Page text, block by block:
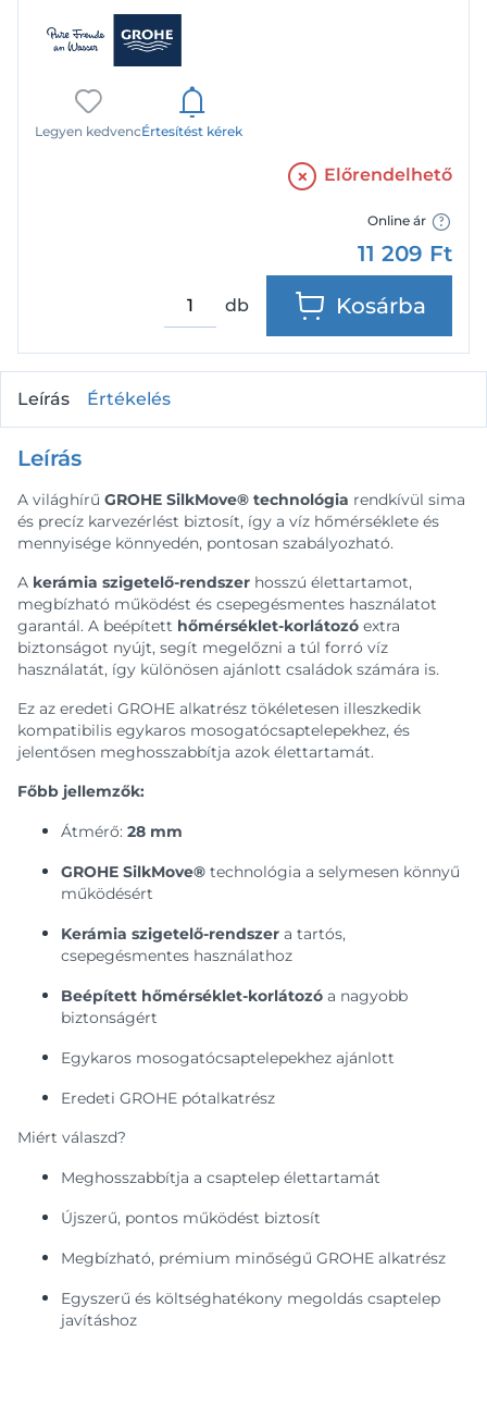
Legyen kedvencÉrtesítést kérek
Előrendelhető
Online ár
11 209 Ft
db Kosárba
Leírás Értékelés
Leírás
A világhírű GROHE SilkMove® technológia rendkívül sima
és precíz karvezérlést biztosít, így a víz hőmérséklete és
mennyisége könnyedén, pontosan szabályozható.
A kerámia szigetelő-rendszer hosszú élettartamot,
megbízható működést és csepegésmentes használatot
garantál. A beépített hőmérséklet-korlátozó extra
biztonságot nyújt, segít megelőzni a túl forró víz
használatát, így különösen ajánlott családok számára is.
Ez az eredeti GROHE alkatrész tökéletesen illeszkedik
kompatibilis egykaros mosogatócsaptelepekhez, és
jelentősen meghosszabbítja azok élettartamát.
Főbb jellemzők:
Átmérő: 28 mm
GROHE SilkMove® technológia a selymesen könnyű
működésért
Kerámia szigetelő-rendszer a tartós,
csepegésmentes használathoz
Beépített hőmérséklet-korlátozó a nagyobb
biztonságért
Egykaros mosogatócsaptelepekhez ajánlott
Eredeti GROHE pótalkatrész
Miért válaszd?
Meghosszabbítja a csaptelep élettartamát
Újszerű, pontos működést biztosít
Megbízható, prémium minőségű GROHE alkatrész
Egyszerű és költséghatékony megoldás csaptelep
javításhoz